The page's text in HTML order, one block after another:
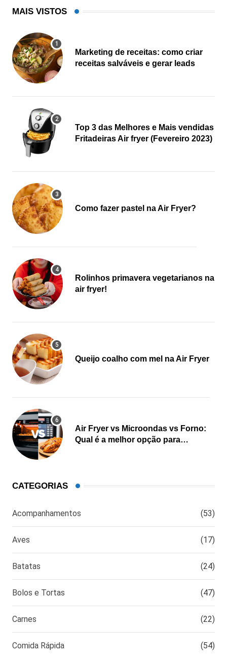
MAIS VISTOS
Marketing de receitas: como criar
receitas salváveis e gerar leads
Top 3 das Melhores e Mais vendidas
Fritadeiras Air fryer (Fevereiro 2023)
Como fazer pastel na Air Fryer?
Rolinhos primavera vegetarianos na
air fryer!
Queijo coalho com mel na Air Fryer
Air Fryer vs Microondas vs Forno:
Qual é a melhor opção para
CATEGORIAS
Acompanhamentos (53)
Aves (17)
Batatas (24)
Bolos e Tortas (47)
Carnes (22)
Comida Rápida (54)